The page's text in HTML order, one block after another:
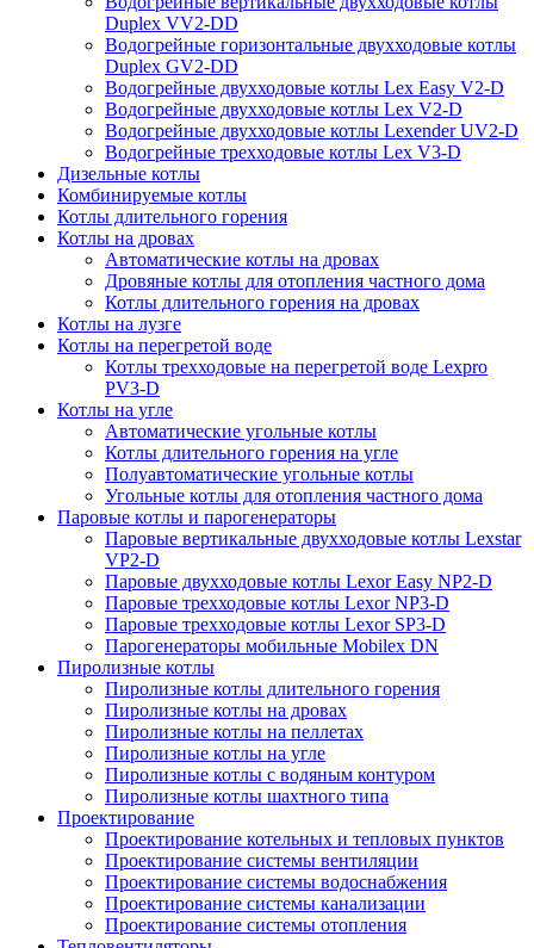
Duplex VV2-DD
Водогрейные горизонтальные двухходовые котлы
Duplex GV2-DD
Водогрейные двухходовые котлы Lex Easy V2-D
Водогрейные двухходовые котлы Lex V2-D
Водогрейные двухходовые котлы Lexender UV2-D
Водогрейные трехходовые котлы Lex V3-D
Дизельные котлы
Комбинируемые котлы
Котлы длительного горения
Котлы на дровах
Автоматические котлы на дровах
Дровяные котлы для отопления частного дома
Котлы длительного горения на дровах
Котлы на лузге
Котлы на перегретой воде
Котлы трехходовые на перегретой воде Lexpro
PV3-D
Котлы на угле
Автоматические угольные котлы
Котлы длительного горения на угле
Полуавтоматические угольные котлы
Угольные котлы для отопления частного дома
Паровые котлы и парогенераторы
Паровые вертикальные двухходовые котлы Lexstar
VP2-D
Паровые двухходовые котлы Lexor Easy NP2-D
Паровые трехходовые котлы Lexor NP3-D
Паровые трехходовые котлы Lexor SP3-D
Парогенераторы мобильные Mobilex DN
Пиролизные котлы
Пиролизные котлы длительного горения
Пиролизные котлы на дровах
Пиролизные котлы на пеллетах
Пиролизные котлы на угле
Пиролизные котлы с водяным контуром
Пиролизные котлы шахтного типа
Проектирование
Проектирование котельных и тепловых пунктов
Проектирование системы вентиляции
Проектирование системы водоснабжения
Проектирование системы канализации
Проектирование системы отопления